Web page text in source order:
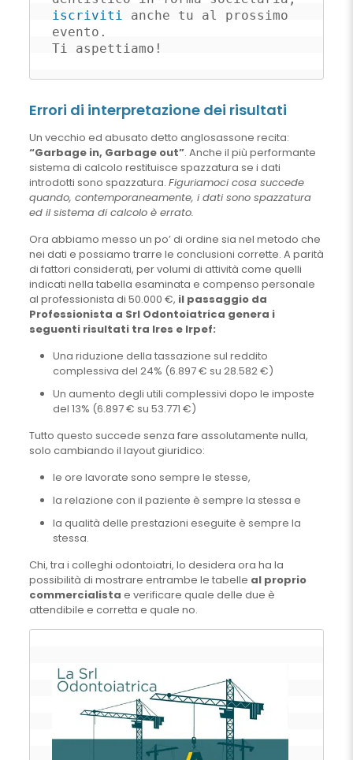
iscriviti anche tu al prossimo
evento.
Ti aspettiamo!
Errori di interpretazione dei risultati
Un vecchio ed abusato detto anglosassone recita:
“Garbage in, Garbage out”. Anche il più performante
sistema di calcolo restituisce spazzatura se i dati
introdotti sono spazzatura. Figuriamoci cosa succede
quando, contemporaneamente, i dati sono spazzatura
ed il sistema di calcolo è errato.
Ora abbiamo messo un po’ di ordine sia nel metodo che
nei dati e possiamo trarre le conclusioni corrette. A parità
di fattori considerati, per volumi di attività come quelli
indicati nella tabella esaminata e compenso personale
al professionista di 50.000 €, il passaggio da
Professionista a Srl Odontoiatrica genera i
seguenti risultati tra Ires e Irpef:
Una riduzione della tassazione sul reddito
complessiva del 24% (6.897 € su 28.582 €)
Un aumento degli utili complessivi dopo le imposte
del 13% (6.897 € su 53.771 €)
Tutto questo succede senza fare assolutamente nulla,
solo cambiando il layout giuridico:
le ore lavorate sono sempre le stesse,
la relazione con il paziente è sempre la stessa e
la qualità delle prestazioni eseguite è sempre la
stessa.
Chi, tra i colleghi odontoiatri, lo desidera ora ha la
possibilità di mostrare entrambe le tabelle al proprio
commercialista e verificare quale delle due è
attendibile e corretta e quale no.